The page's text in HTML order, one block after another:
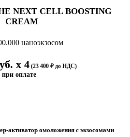
NEXT CELL BOOSTING
CREAM
наноэкзосом
х 4 (23 400 ₽ до НДС)
при оплате
активатор омоложения с экзосомами